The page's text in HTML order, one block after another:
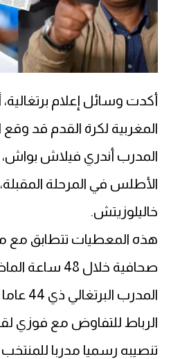
أكدت وسائل إعلام برتغالية،
المغربية لكرة القدم قد وقع
المدرب أندري فيلاش
الأطلس في المرحلة
خاليلوزيتش.
هذه المعطيات تتطابق مع
صحافية خلال 48
المدرب
الرباط للتفاوض مع فوزي
تنصيبه رسميا مدربا